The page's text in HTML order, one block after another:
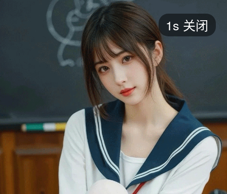
短剧
最热 添加 评分
都市 甜宠 逆袭 玄幻
2025 2024 2023 2022
全部 大陆 香港 台湾 美国 韩国 日本
1s 关闭